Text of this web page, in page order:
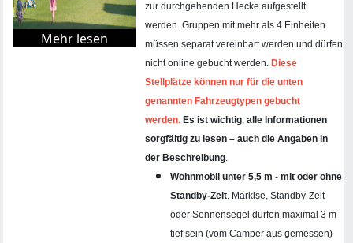
Mehr lesen
zur durchgehenden Hecke aufgestellt
werden. Gruppen mit mehr als 4 Einheiten
müssen separat vereinbart werden und dürfen
nicht online gebucht werden. Diese
Stellplätze können nur für die unten
genannten Fahrzeugtypen gebucht
werden. Es ist wichtig, alle Informationen
sorgfältig zu lesen – auch die Angaben in
der Beschreibung.
Wohnmobil unter 5,5 m - mit oder ohne
Standby-Zelt. Markise, Standby-Zelt
oder Sonnensegel dürfen maximal 3 m
tief sein (vom Camper aus gemessen)